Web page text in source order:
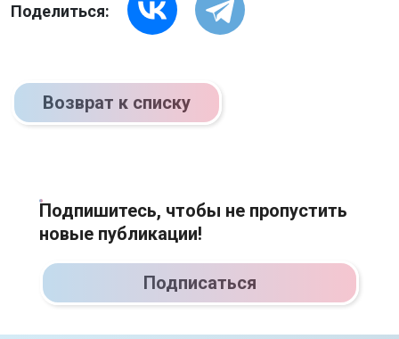
Поделиться:
Возврат к списку
Подпишитесь, чтобы не пропустить
новые публикации!
Подписаться